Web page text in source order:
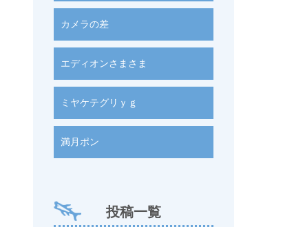
カメラの差
エディオンさまさま
ミヤケテグリｙｇ
満月ポン
投稿一覧